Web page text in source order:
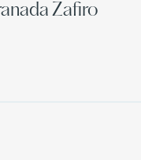
Zafiro